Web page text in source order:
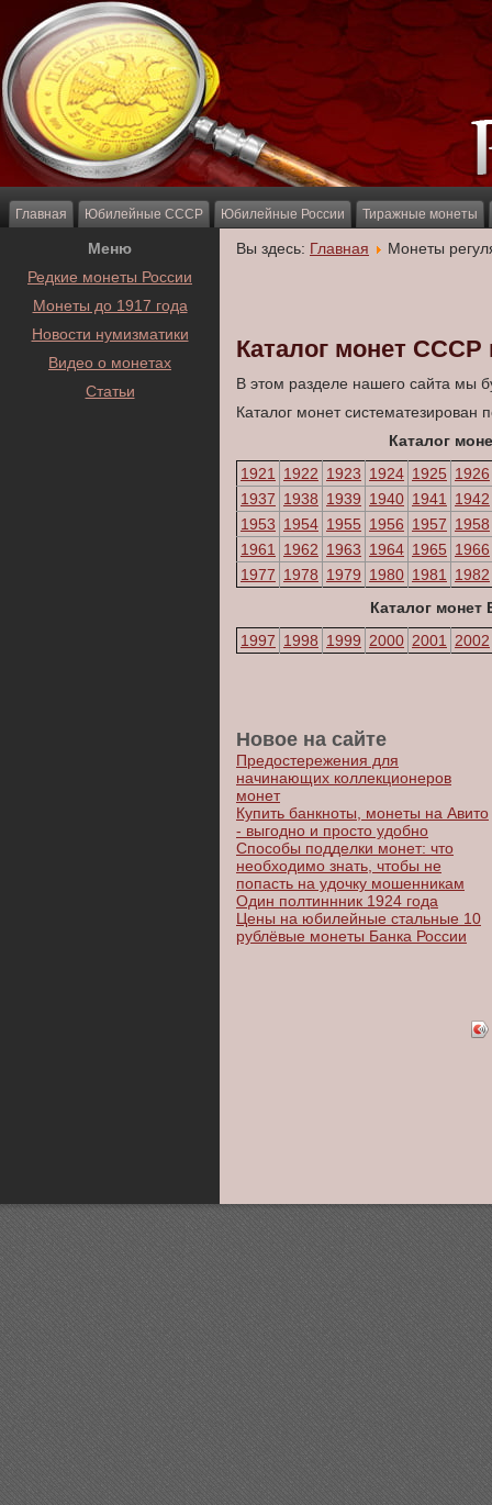
Главная Юбилейные СССР Юбилейные России Тиражные монеты
Меню
Редкие монеты России
Монеты до 1917 года
Новости нумизматики
Видео о монетах
Статьи
Вы здесь: Главная Монеты
Каталог монет СССР
В этом разделе нашего сайта мы
Каталог монет систематезирован
Каталог
1921
1922 1923 1924 1925 1926
1937 1938 1939 1940 1941
1942
1953 1954 1955 1956 1957 1958
1961
1962 1963 1964 1965 1966
1977 1978 1979 1980 1981
1982
Каталог монет
1997 1998 1999 2000 2001 2002
Новое на сайте
Предостережения для
начинающих коллекционеров
монет
Купить банкноты, монеты на Авито
- выгодно и просто удобно
Способы подделки монет: что
необходимо знать, чтобы не
попасть на удочку мошенникам
Один полтиннник 1924 года
Цены на юбилейные стальные 10
рублёвые монеты Банка России